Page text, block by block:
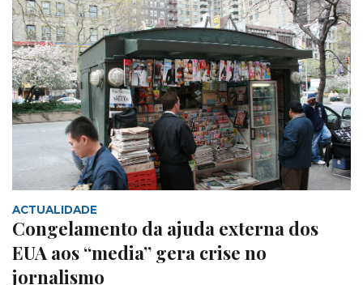
ACTUALIDADE
Congelamento da ajuda externa dos
EUA aos “media” gera crise no
jornalismo